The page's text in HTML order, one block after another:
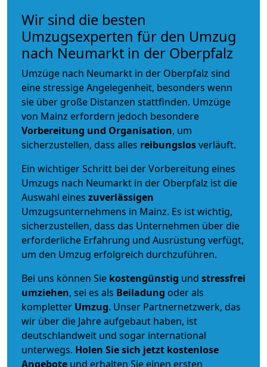
Wir sind die besten
Umzugsexperten für den Umzug
nach Neumarkt in der Oberpfalz
Umzüge nach Neumarkt in der Oberpfalz sind
eine stressige Angelegenheit, besonders wenn
sie über große Distanzen stattfinden. Umzüge
von Mainz erfordern jedoch besondere
Vorbereitung und Organisation, um
sicherzustellen, dass alles reibungslosverläuft.
Ein wichtiger Schritt bei der Vorbereitung eines
Umzugs nach Neumarkt in der Oberpfalz ist die
Auswahl eines zuverlässigen
Umzugsunternehmens in Mainz. Es ist wichtig,
sicherzustellen, dass das Unternehmen über die
erforderliche Erfahrung und Ausrüstung verfügt,
um den Umzug erfolgreich durchzuführen.
Bei uns können Sie kostengünstig und stressfrei
umziehen, sei es als Beiladung oder als
kompletter Umzug. Unser Partnernetzwerk, das
wir über die Jahre aufgebaut haben, ist
deutschlandweit und sogar international
unterwegs. Holen Sie sich jetzt kostenlose
Angebote und erhalten Sie einen ersten